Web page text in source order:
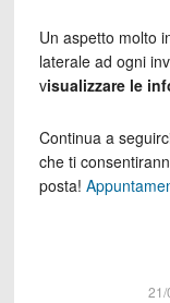
Un aspetto molto
laterale ad ogni
visualizzare le
Continua a
che ti
posta!
21/